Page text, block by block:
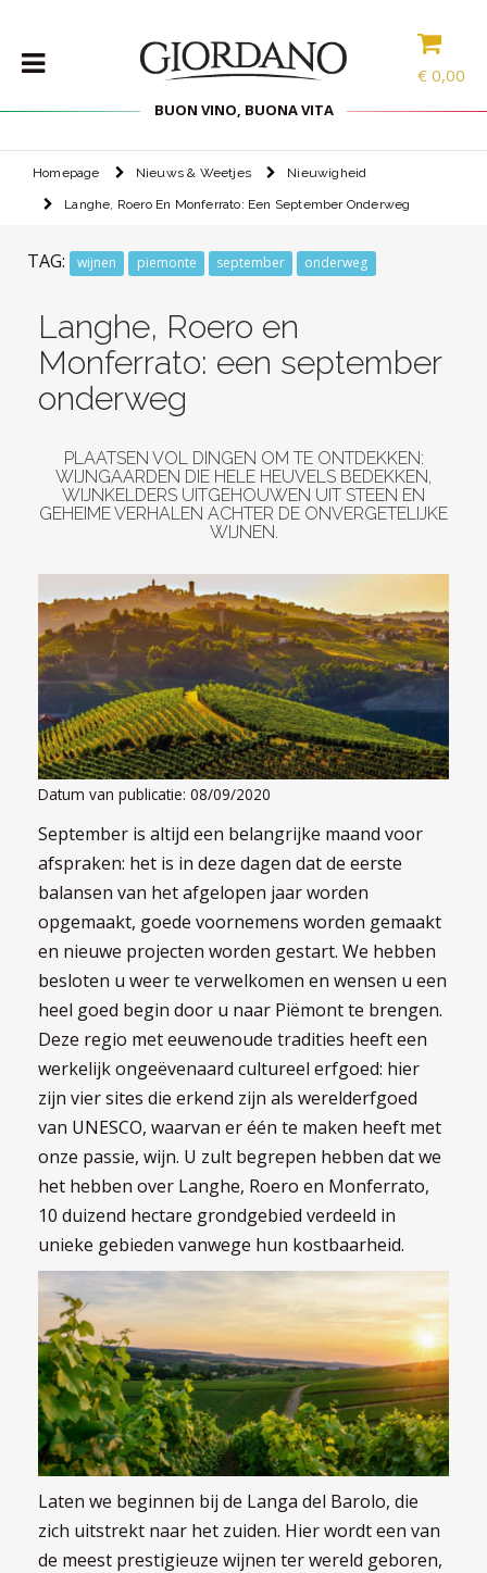
€ 0,00
BUON VINO, BUONA VITA
WIJNEN
PAKKETTEN
ACCESSOIRES
SPECIAL
PROMOTIES
BLOG
IN
Homepage Nieuws & Weetjes Nieuwigheid
Langhe, Roero En Monferrato: Een September Onderweg
TAG: wijnen piemonte september onderweg
Langhe, Roero en
Monferrato: een september
onderweg
PLAATSEN VOL DINGEN OM TE ONTDEKKEN:
WIJNGAARDEN DIE HELE HEUVELS BEDEKKEN,
WIJNKELDERS UITGEHOUWEN UIT STEEN EN
GEHEIME VERHALEN ACHTER DE ONVERGETELIJKE
WIJNEN.
Datum van publicatie: 08/09/2020
September is altijd een belangrijke maand voor
afspraken: het is in deze dagen dat de eerste
balansen van het afgelopen jaar worden
opgemaakt, goede voornemens worden gemaakt
en nieuwe projecten worden gestart. We hebben
besloten u weer te verwelkomen en wensen u een
heel goed begin door u naar Piëmont te brengen.
Deze regio met eeuwenoude tradities heeft een
werkelijk ongeëvenaard cultureel erfgoed: hier
zijn vier sites die erkend zijn als werelderfgoed
van UNESCO, waarvan er één te maken heeft met
onze passie, wijn. U zult begrepen hebben dat we
het hebben over Langhe, Roero en Monferrato,
10 duizend hectare grondgebied verdeeld in
unieke gebieden vanwege hun kostbaarheid.
Laten we beginnen bij de Langa del Barolo, die
zich uitstrekt naar het zuiden. Hier wordt een van
de meest prestigieuze wijnen ter wereld geboren,
5€ AANKOOP
De code wordt naar u verzonden zodra u op de
bevestigingslink heeft geklikt, het zal hier per e-mail
aankomen. U ontvangt ook alle dagelijkse artikelen van onze
Ik bevestig dat ik het privacybeleid van de nieuwsbrief
IK WIL DE KORTING